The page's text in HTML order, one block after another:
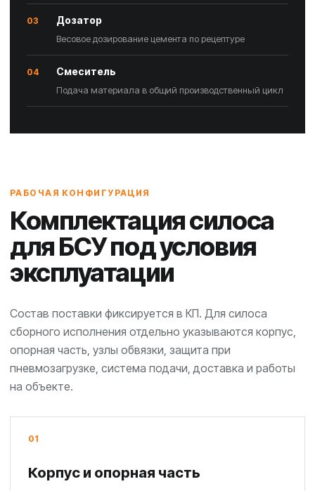
03 Дозатор
Весовое дозирование цемента по рецептуре
04 Смеситель
Подача материала в общий производственный цикл
РАБОЧАЯ КОНФИГУРАЦИЯ
Комплектация силоса
для БСУ под условия
эксплуатации
Состав поставки фиксируется в КП. Для силоса
сборного исполнения отдельно указываются корпус,
опорная часть, узлы обвязки, защита при
пневмозагрузке, система подачи, доставка и работы
на объекте.
01
Корпус и опорная часть